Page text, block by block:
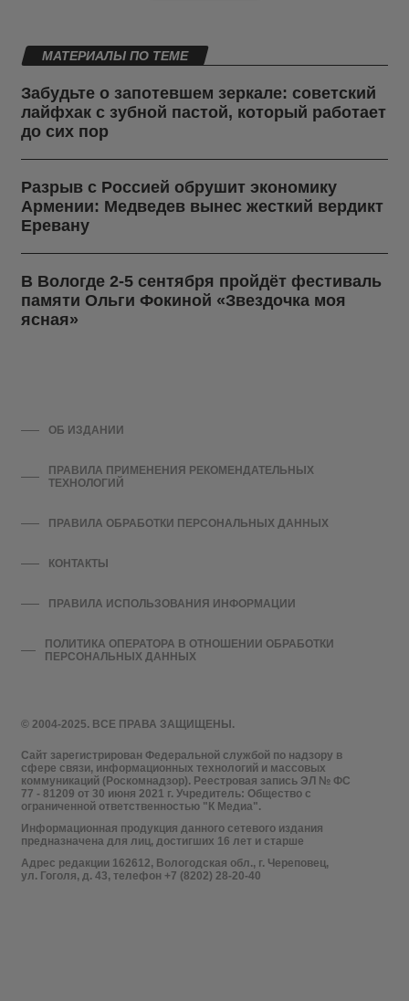
МАТЕРИАЛЫ ПО ТЕМЕ
Забудьте о запотевшем зеркале: советский
лайфхак с зубной пастой, который работает
до сих пор
Разрыв с Россией обрушит экономику
Армении: Медведев вынес жесткий вердикт
Еревану
В Вологде 2-5 сентября пройдёт фестиваль
памяти Ольги Фокиной «Звездочка моя
ясная»
© 2004-2025. ВСЕ ПРАВА ЗАЩИЩЕНЫ.
Сайт зарегистрирован Федеральной службой по надзору в
сфере связи, информационных технологий и массовых
коммуникаций (Роскомнадзор). Реестровая запись ЭЛ № ФС
77 - 81209 от 30 июня 2021 г. Учредитель: Общество с
ограниченной ответственностью "К Медиа".
Информационная продукция данного сетевого издания
предназначена для лиц, достигших 16 лет и старше
Адрес редакции 162612, Вологодская обл., г. Череповец,
ул. Гоголя, д. 43, телефон +7 (8202) 28-20-40
ОБ ИЗДАНИИ
ПРАВИЛА ПРИМЕНЕНИЯ РЕКОМЕНДАТЕЛЬНЫХ
ТЕХНОЛОГИЙ
ПРАВИЛА ОБРАБОТКИ ПЕРСОНАЛЬНЫХ ДАННЫХ
КОНТАКТЫ
ПРАВИЛА ИСПОЛЬЗОВАНИЯ ИНФОРМАЦИИ
ПОЛИТИКА ОПЕРАТОРА В ОТНОШЕНИИ ОБРАБОТКИ
ПЕРСОНАЛЬНЫХ ДАННЫХ